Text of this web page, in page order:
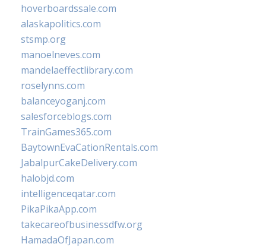
hoverboardssale.com
alaskapolitics.com
stsmp.org
manoelneves.com
mandelaeffectlibrary.com
roselynns.com
balanceyoganj.com
salesforceblogs.com
TrainGames365.com
BaytownEvaCationRentals.com
JabalpurCakeDelivery.com
halobjd.com
intelligenceqatar.com
PikaPikaApp.com
takecareofbusinessdfw.org
HamadaOfJapan.com